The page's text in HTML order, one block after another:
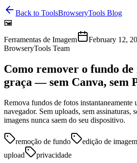
Back to ToolsBrowseryTools Blog
🖼️
Ferramentas de Imagem
February 12,
BrowseryTools Team
Como remover o fundo de
graça — sem Canva, sem
Remova fundos de fotos instantaneamente
navegador. Sem uploads, sem assinaturas,
imagens nunca saem do seu dispositivo.
remoção de fundo edição de imagem
upload
privacidade